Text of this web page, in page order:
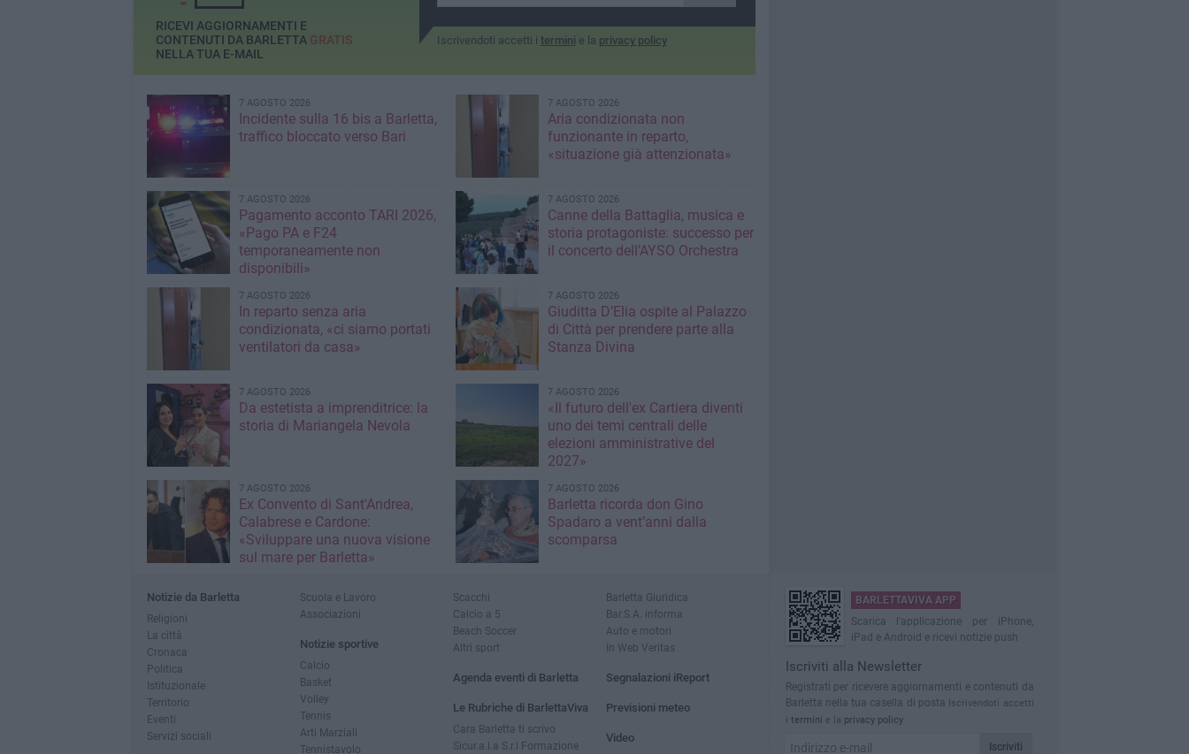
Iscrivendoti accetti i termini e la privacy policy
RICEVI AGGIORNAMENTI E
CONTENUTI DA BARLETTA GRATIS
NELLA TUA E-MAIL
7 AGOSTO 2026
Incidente sulla 16 bis a Barletta,
traffico bloccato verso Bari
7 AGOSTO 2026
Aria condizionata non
funzionante in reparto,
«situazione già attenzionata»
7 AGOSTO 2026
Pagamento acconto TARI 2026,
«Pago PA e F24
temporaneamente non
disponibili»
7 AGOSTO 2026
Canne della Battaglia, musica e
storia protagoniste: successo per
il concerto dell’AYSO Orchestra
7 AGOSTO 2026
In reparto senza aria
condizionata, «ci siamo portati
ventilatori da casa»
7 AGOSTO 2026
Giuditta D’Elia ospite al Palazzo
di Città per prendere parte alla
Stanza Divina
7 AGOSTO 2026
Da estetista a imprenditrice: la
storia di Mariangela Nevola
7 AGOSTO 2026
«Il futuro dell'ex Cartiera diventi
uno dei temi centrali delle
elezioni amministrative del
2027»
7 AGOSTO 2026
Ex Convento di Sant'Andrea,
Calabrese e Cardone:
«Sviluppare una nuova visione
sul mare per Barletta»
7 AGOSTO 2026
Barletta ricorda don Gino
Spadaro a vent’anni dalla
scomparsa
Notizie da Barletta
Religioni
La città
Cronaca
Politica
Istituzionale
Territorio
Eventi
Servizi sociali
Scuola e Lavoro
Associazioni
Notizie sportive
Calcio
Basket
Volley
Tennis
Arti Marziali
Tennistavolo
Scacchi
Calcio a 5
Beach Soccer
Altri sport
Agenda eventi di Barletta
Le Rubriche di BarlettaViva
Cara Barletta ti scrivo
Sicur.a.l.a S.r.l Formazione
Barletta Giuridica
Bar.S.A. informa
Auto e motori
In Web Veritas
Segnalazioni iReport
Previsioni meteo
Video
BARLETTAVIVA APP
Scarica l'applicazione per iPhone,
iPad e Android e ricevi notizie push
Iscriviti alla Newsletter
Registrati per ricevere aggiornamenti e contenuti da
Barletta nella tua casella di posta Iscrivendoti accetti
i termini e la privacy policy
Iscriviti